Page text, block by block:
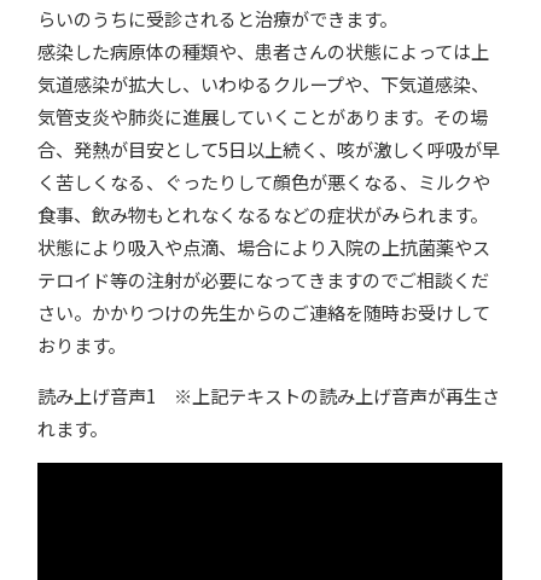
らいのうちに受診されると治療ができます。
感染した病原体の種類や、患者さんの状態によっては上
気道感染が拡大し、いわゆるクループや、下気道感染、
気管支炎や肺炎に進展していくことがあります。その場
合、発熱が目安として5日以上続く、咳が激しく呼吸が早
く苦しくなる、ぐったりして顔色が悪くなる、ミルクや
食事、飲み物もとれなくなるなどの症状がみられます。
状態により吸入や点滴、場合により入院の上抗菌薬やス
テロイド等の注射が必要になってきますのでご相談くだ
さい。かかりつけの先生からのご連絡を随時お受けして
おります。
読み上げ音声1 ※上記テキストの読み上げ音声が再生さ
れます。